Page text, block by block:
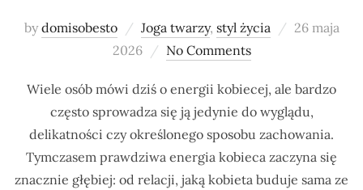
bydomisobesto Joga twarzy, styl życia
Posted
26 maja
2026
No Comments
Wiele osób mówi dziś o energii kobiecej, ale bardzo
często sprowadza się ją jedynie do wyglądu,
delikatności czy określonego sposobu zachowania.
Tymczasem prawdziwa energia kobieca zaczyna się
znacznie głębiej: od relacji, jaką kobieta buduje sama ze